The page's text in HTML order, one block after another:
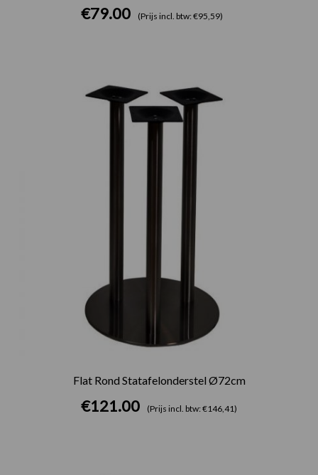
€79.00 (Prijs incl. btw: €95,59)
Flat Rond Statafelonderstel Ø72cm
€121.00 (Prijs incl. btw: €146,41)